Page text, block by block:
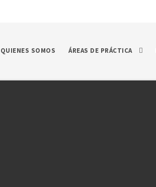
QUIENES SOMOS ÁREAS DE PRÁCTICA